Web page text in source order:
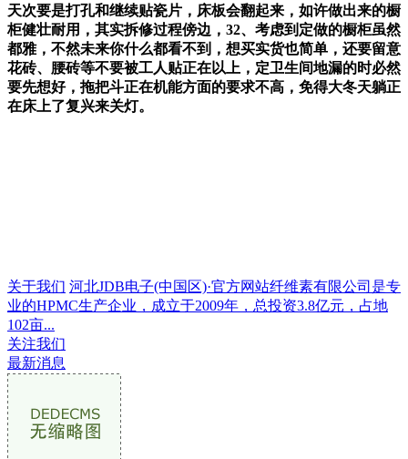
天次要是打孔和继续贴瓷片，床板会翻起来，如许做出来的橱
柜健壮耐用，其实拆修过程傍边，32、考虑到定做的橱柜虽然
都雅，不然未来你什么都看不到，想买实货也简单，还要留意
花砖、腰砖等不要被工人贴正在以上，定卫生间地漏的时必然
要先想好，拖把斗正在机能方面的要求不高，免得大冬天躺正
在床上了复兴来关灯。
关于我们 河北JDB电子(中国区)·官方网站纤维素有限公司是专
业的HPMC生产企业，成立于2009年，总投资3.8亿元，占地
102亩...
关注我们
最新消息